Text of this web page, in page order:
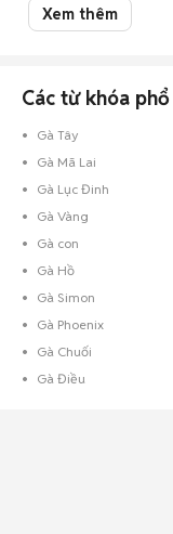
Truy cập ngay Chợ Tốt
đẹp tại Bình Dương!
Xem thêm
Các từ khóa
Gà Tây
Gà Mã Lai
Gà Lục Đinh
Gà Vàng
Gà con
Gà Hồ
Gà Simon
Gà Phoenix
Gà Chuối
Gà Điều